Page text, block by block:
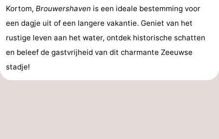
Kortom, Brouwershaven is een ideale bestemming voor
een dagje uit of een langere vakantie. Geniet van het
rustige leven aan het water, ontdek historische schatten
en beleef de gastvrijheid van dit charmante Zeeuwse
stadje!